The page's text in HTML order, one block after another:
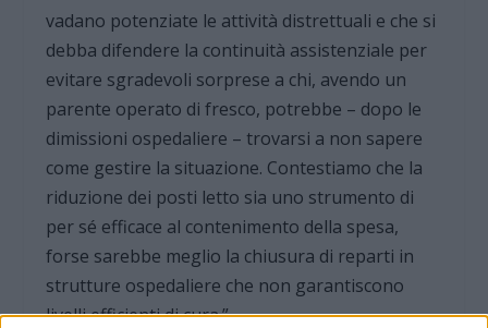
vadano potenziate le attività distrettuali e che si
debba difendere la continuità assistenziale per
evitare sgradevoli sorprese a chi, avendo un
parente operato di fresco, potrebbe – dopo le
dimissioni ospedaliere – trovarsi a non sapere
come gestire la situazione. Contestiamo che la
riduzione dei posti letto sia uno strumento di
per sé efficace al contenimento della spesa,
forse sarebbe meglio la chiusura di reparti in
strutture ospedaliere che non garantiscono
livelli efficienti di cura.”